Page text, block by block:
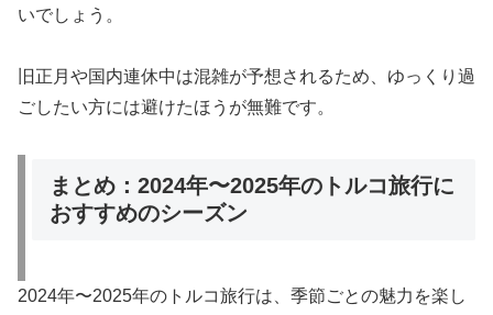
いでしょう。
旧正月や国内連休中は混雑が予想されるため、ゆっくり過
ごしたい方には避けたほうが無難です。
まとめ：2024年〜2025年のトルコ旅行に
おすすめのシーズン
2024年〜2025年のトルコ旅行は、季節ごとの魅力を楽し